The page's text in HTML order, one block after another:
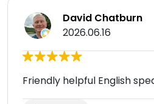
David Chatburn
2026.06.16
Friendly helpful English